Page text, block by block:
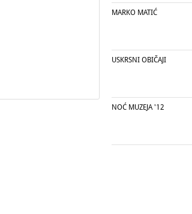
MARKO MATIĆ
USKRSNI OBIČAJI
NOĆ MUZEJA '12